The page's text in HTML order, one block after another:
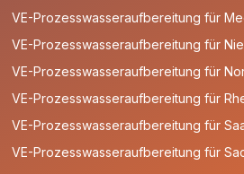
VE-Prozesswasseraufbereitung für
VE-Prozesswasseraufbereitung für
VE-Prozesswasseraufbereitung für
VE-Prozesswasseraufbereitung für
VE-Prozesswasseraufbereitung für
VE-Prozesswasseraufbereitung für